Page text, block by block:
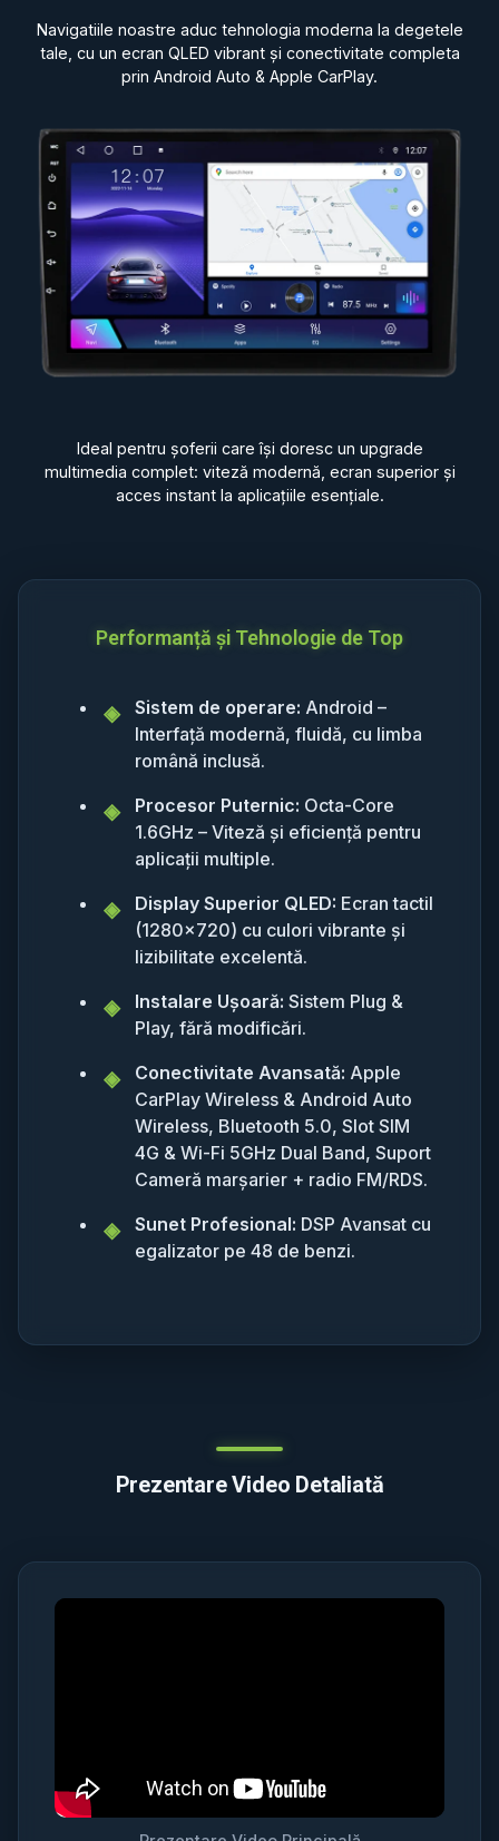
Navigatiile noastre aduc tehnologia moderna la degetele
tale, cu un ecran QLED vibrant și conectivitate completa
prin Android Auto & Apple CarPlay.
Ideal pentru șoferii care își doresc un upgrade
multimedia complet: viteză modernă, ecran superior și
acces instant la aplicațiile esențiale.
Performanță și Tehnologie de Top
Sistem de operare: Android –
Interfață modernă, fluidă, cu limba
română inclusă.
Procesor Puternic: Octa-Core
1.6GHz – Viteză și eficiență pentru
aplicații multiple.
Display Superior QLED: Ecran tactil
(1280x720) cu culori vibrante și
lizibilitate excelentă.
Instalare Ușoară: Sistem Plug &
Play, fără modificări.
Conectivitate Avansată: Apple
CarPlay Wireless & Android Auto
Wireless, Bluetooth 5.0, Slot SIM
4G & Wi-Fi 5GHz Dual Band, Suport
Cameră marșarier + radio FM/RDS.
Sunet Profesional: DSP Avansat cu
egalizator pe 48 de benzi.
Prezentare Video Detaliată